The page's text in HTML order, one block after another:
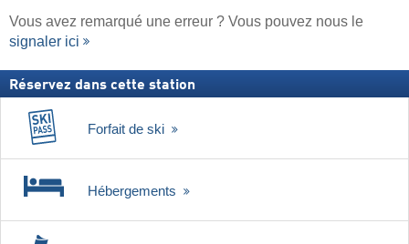
Vous avez remarqué une erreur ? Vous pouvez nous le
signaler ici
Réservez dans cette station
Forfait de ski
Hébergements